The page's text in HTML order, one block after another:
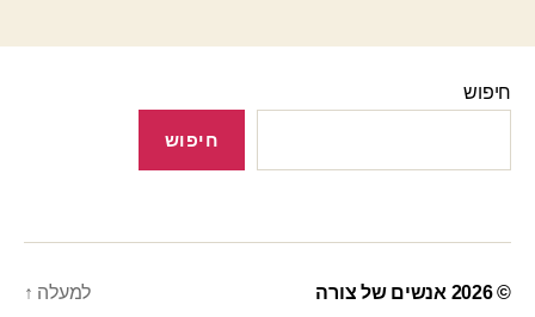
חיפוש
חיפוש
© 2026 אנשים של צורה למעלה ↑